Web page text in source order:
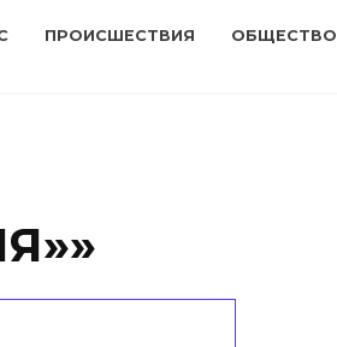
ПРОИСШЕСТВИЯ ОБЩЕСТВО